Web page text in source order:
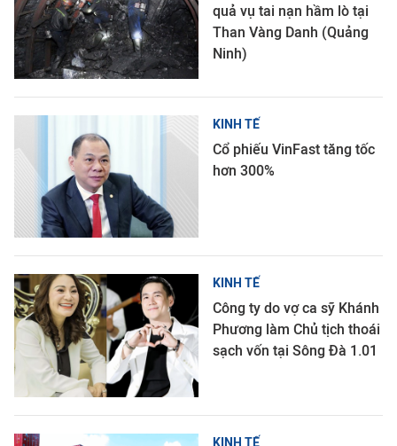
quả vụ tai nạn hầm lò tại
Than Vàng Danh (Quảng
Ninh)
KINH TẾ
Cổ phiếu VinFast tăng tốc
hơn 300%
KINH TẾ
Công ty do vợ ca sỹ Khánh
Phương làm Chủ tịch thoái
sạch vốn tại Sông Đà 1.01
KINH TẾ